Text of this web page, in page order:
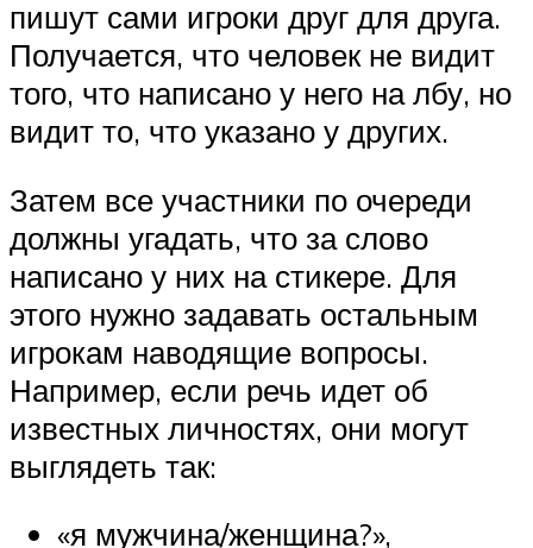
пишут сами игроки друг для друга.
Получается, что человек не видит
того, что написано у него на лбу, но
видит то, что указано у других.
Затем все участники по очереди
должны угадать, что за слово
написано у них на стикере. Для
этого нужно задавать остальным
игрокам наводящие вопросы.
Например, если речь идет об
известных личностях, они могут
выглядеть так:
«я мужчина/женщина?»,